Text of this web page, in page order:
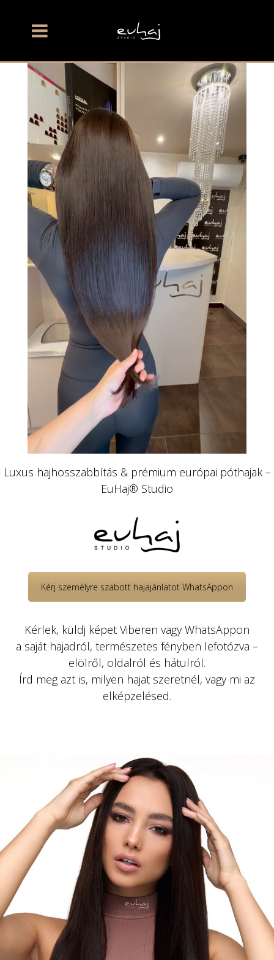
Luxus hajhosszabbítás & prémium európai póthajak –
EuHaj® Studio
Kérj személyre szabott hajajánlatot WhatsAppon
Kérlek, küldj képet Viberen vagy WhatsAppon
a saját hajadról, természetes fényben lefotózva –
elölről, oldalról és hátulról.
Írd meg azt is, milyen hajat szeretnél, vagy mi az
elképzelésed.